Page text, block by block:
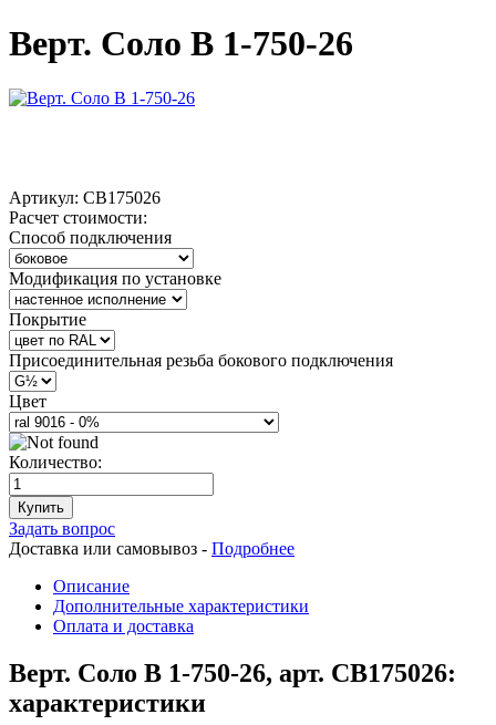
Верт. Соло В 1-750-26
Артикул: СВ175026
Расчет стоимости:
Способ подключения
Модификация по установке
Покрытие
Присоединительная резьба бокового подключения
Цвет
Количество:
Купить
Задать вопрос
Доставка или самовывоз - Подробнее
Описание
Дополнительные характеристики
Оплата и доставка
Верт. Соло В 1-750-26, арт. СВ175026:
характеристики